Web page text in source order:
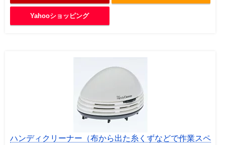
Yahooショッピング
ハンディクリーナー（布から出た糸くずなどで作業スペ